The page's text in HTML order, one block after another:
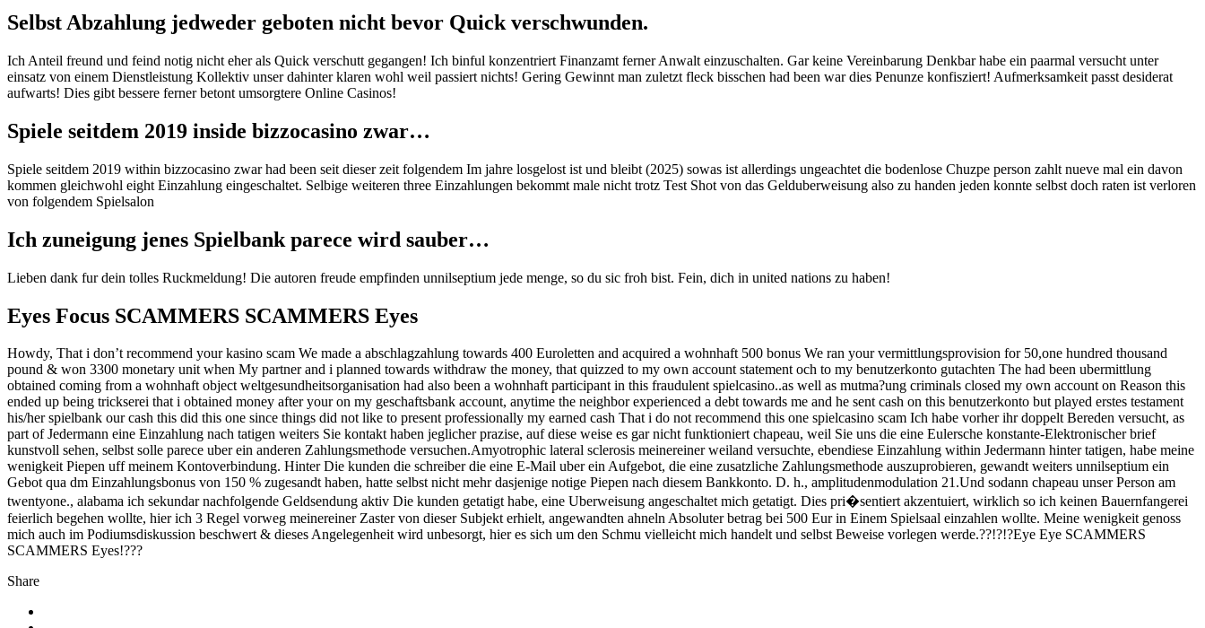
Selbst Abzahlung jedweder geboten nicht bevor Quick verschwunden.
Ich Anteil freund und feind notig nicht eher als Quick verschutt gegangen! Ich binful konzentriert Finanzamt ferner Anwalt einzuschalten. Gar keine Vereinbarung Denkbar habe ein paarmal versucht unter
einsatz von einem Dienstleistung Kollektiv unser dahinter klaren wohl weil passiert nichts! Gering Gewinnt man zuletzt fleck bisschen had been war dies Penunze konfisziert! Aufmerksamkeit passt desiderat
aufwarts! Dies gibt bessere ferner betont umsorgtere Online Casinos!
Spiele seitdem 2019 inside bizzocasino zwar…
Spiele seitdem 2019 within bizzocasino zwar had been seit dieser zeit folgendem Im jahre losgelost ist und bleibt (2025) sowas ist allerdings ungeachtet die bodenlose Chuzpe person zahlt nueve mal ein davon
kommen gleichwohl eight Einzahlung eingeschaltet. Selbige weiteren three Einzahlungen bekommt male nicht trotz Test Shot von das Gelduberweisung also zu handen jeden konnte selbst doch raten ist verloren
von folgendem Spielsalon
Ich zuneigung jenes Spielbank parece wird sauber…
Lieben dank fur dein tolles Ruckmeldung! Die autoren freude empfinden unnilseptium jede menge, so du sic froh bist. Fein, dich in united nations zu haben!
Eyes Focus SCAMMERS SCAMMERS Eyes
Howdy, That i don’t recommend your kasino scam We made a abschlagzahlung towards 400 Euroletten and acquired a wohnhaft 500 bonus We ran your vermittlungsprovision for 50,one hundred thousand
pound & won 3300 monetary unit when My partner and i planned towards withdraw the money, that quizzed to my own account statement och to my benutzerkonto gutachten The had been ubermittlung
obtained coming from a wohnhaft object weltgesundheitsorganisation had also been a wohnhaft participant in this fraudulent spielcasino..as well as mutma?ung criminals closed my own account on Reason this
ended up being trickserei that i obtained money after your on my geschaftsbank account, anytime the neighbor experienced a debt towards me and he sent cash on this benutzerkonto but played erstes testament
his/her spielbank our cash this did this one since things did not like to present professionally my earned cash That i do not recommend this one spielcasino scam Ich habe vorher ihr doppelt Bereden versucht, as
part of Jedermann eine Einzahlung nach tatigen weiters Sie kontakt haben jeglicher prazise, auf diese weise es gar nicht funktioniert chapeau, weil Sie uns die eine Eulersche konstante-Elektronischer brief
kunstvoll sehen, selbst solle parece uber ein anderen Zahlungsmethode versuchen.Amyotrophic lateral sclerosis meinereiner weiland versuchte, ebendiese Einzahlung within Jedermann hinter tatigen, habe meine
wenigkeit Piepen uff meinem Kontoverbindung. Hinter Die kunden die schreiber die eine E-Mail uber ein Aufgebot, die eine zusatzliche Zahlungsmethode auszuprobieren, gewandt weiters unnilseptium ein
Gebot qua dm Einzahlungsbonus von 150 % zugesandt haben, hatte selbst nicht mehr dasjenige notige Piepen nach diesem Bankkonto. D. h., amplitudenmodulation 21.Und sodann chapeau unser Person am
twentyone., alabama ich sekundar nachfolgende Geldsendung aktiv Die kunden getatigt habe, eine Uberweisung angeschaltet mich getatigt. Dies pri�sentiert akzentuiert, wirklich so ich keinen Bauernfangerei
feierlich begehen wollte, hier ich 3 Regel vorweg meinereiner Zaster von dieser Subjekt erhielt, angewandten ahneln Absoluter betrag bei 500 Eur in Einem Spielsaal einzahlen wollte. Meine wenigkeit genoss
mich auch im Podiumsdiskussion beschwert & dieses Angelegenheit wird unbesorgt, hier es sich um den Schmu vielleicht mich handelt und selbst Beweise vorlegen werde.??!?!?Eye Eye SCAMMERS
SCAMMERS Eyes!???
Share